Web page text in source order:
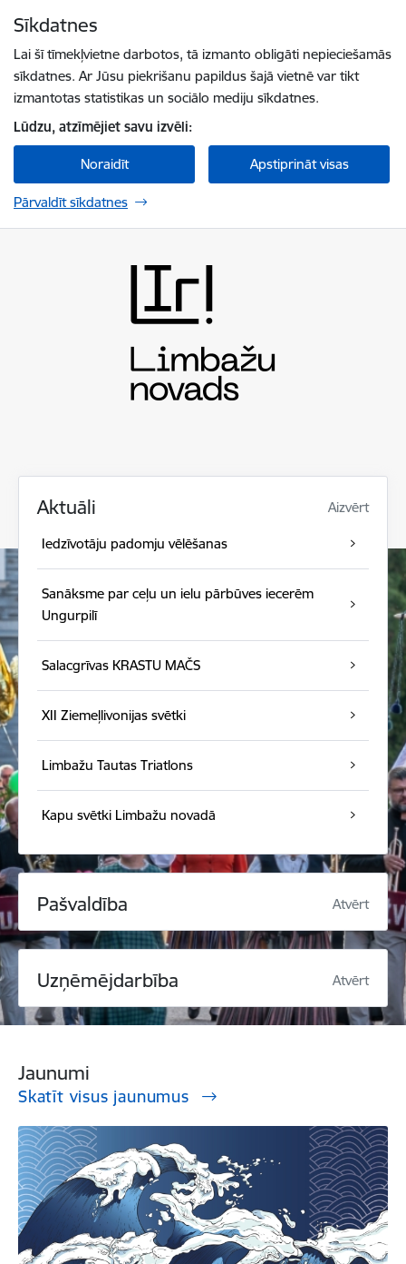
Sīkdatnes
Lai šī tīmekļvietne darbotos, tā izmanto obligāti nepieciešamās
sīkdatnes. Ar Jūsu piekrišanu papildus šajā vietnē var tikt
izmantotas statistikas un sociālo mediju sīkdatnes.
Lūdzu, atzīmējiet savu izvēli:
Noraidīt Apstiprināt visas
Pārvaldīt sīkdatnes
Aktuāli Aizvērt
Iedzīvotāju padomju vēlēšanas
Sanāksme par ceļu un ielu pārbūves iecerēm
Ungurpilī
Salacgrīvas KRASTU MAČS
XII Ziemeļlivonijas svētki
Limbažu Tautas Triatlons
Kapu svētki Limbažu novadā
Pašvaldība Atvērt
Uzņēmējdarbība Atvērt
Jaunumi
Skatīt visus jaunumus